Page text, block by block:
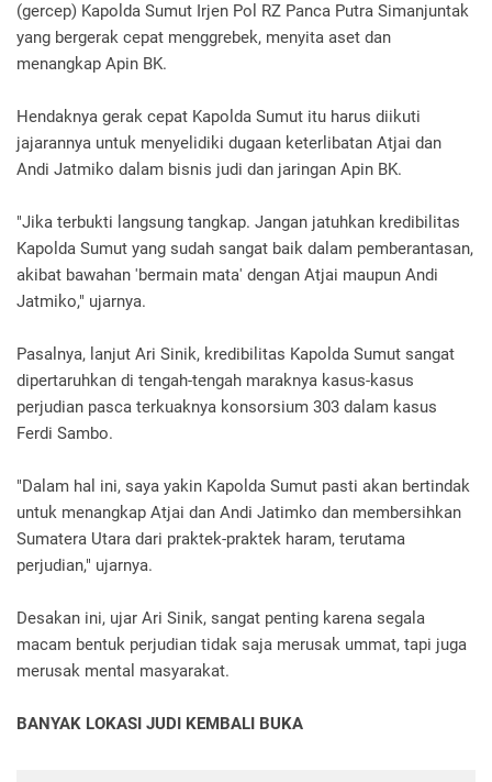
(gercep) Kapolda Sumut Irjen Pol RZ Panca Putra Simanjuntak
yang bergerak cepat menggrebek, menyita aset dan
menangkap Apin BK.
Hendaknya gerak cepat Kapolda Sumut itu harus diikuti
jajarannya untuk menyelidiki dugaan keterlibatan Atjai dan
Andi Jatmiko dalam bisnis judi dan jaringan Apin BK.
"Jika terbukti langsung tangkap. Jangan jatuhkan kredibilitas
Kapolda Sumut yang sudah sangat baik dalam pemberantasan,
akibat bawahan 'bermain mata' dengan Atjai maupun Andi
Jatmiko," ujarnya.
Pasalnya, lanjut Ari Sinik, kredibilitas Kapolda Sumut sangat
dipertaruhkan di tengah-tengah maraknya kasus-kasus
perjudian pasca terkuaknya konsorsium 303 dalam kasus
Ferdi Sambo.
"Dalam hal ini, saya yakin Kapolda Sumut pasti akan bertindak
untuk menangkap Atjai dan Andi Jatimko dan membersihkan
Sumatera Utara dari praktek-praktek haram, terutama
perjudian," ujarnya.
Desakan ini, ujar Ari Sinik, sangat penting karena segala
macam bentuk perjudian tidak saja merusak ummat, tapi juga
merusak mental masyarakat.
BANYAK LOKASI JUDI KEMBALI BUKA